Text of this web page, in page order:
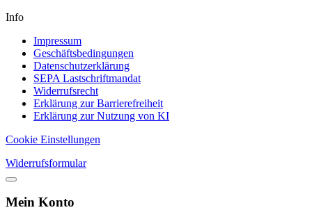
Info
Impressum
Geschäftsbedingungen
Datenschutzerklärung
SEPA Lastschriftmandat
Widerrufsrecht
Erklärung zur Barrierefreiheit
Erklärung zur Nutzung von KI
Cookie Einstellungen
Widerrufsformular
Mein Konto